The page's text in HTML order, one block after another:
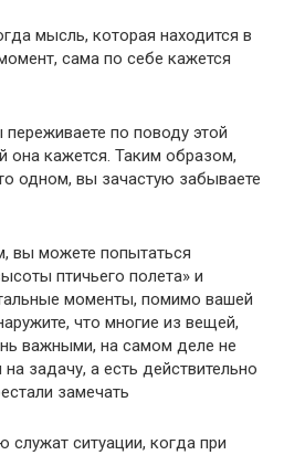
мысль, которая находится в
сама по себе кажется
по поводу этой
она кажется. Таким образом,
одном, вы зачастую забываете
вы можете попытаться
птичьего полета» и
моменты, помимо вашей
что многие из вещей,
важными, на самом деле не
задачу, а есть действительно
замечать
ситуации, когда при